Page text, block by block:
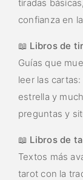
tiradas
confianza en
📖 Libros de
Guías que
leer las
estrella y
preguntas y
📖 Libros de
Textos más
tarot con la